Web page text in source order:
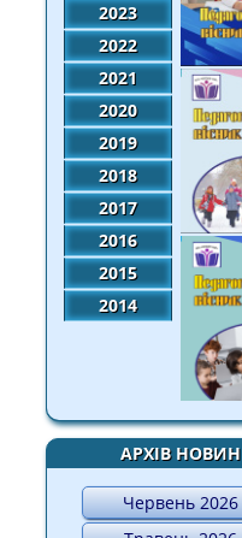
2023
2022
2021
2020
2019
2018
2017
2016
2015
2014
АРХІВ НОВИН
Червень 2026